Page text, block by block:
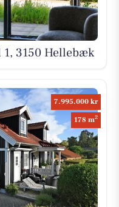
1, 3150 Hellebæk
7.995.000 kr
178 m2